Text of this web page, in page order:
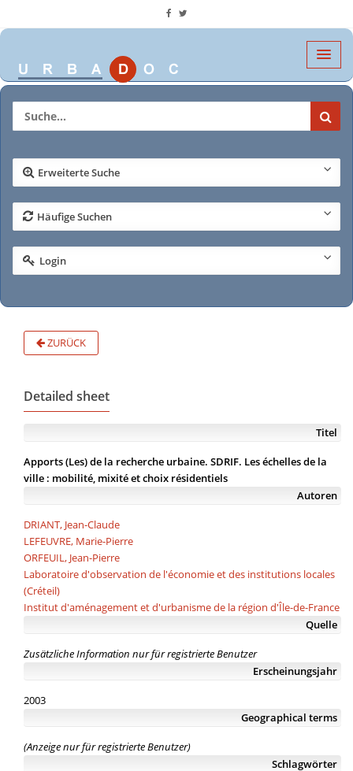
Erweiterte Suche
Häufige Suchen
Login
ZURÜCK
Detailed sheet
Titel
Apports (Les) de la recherche urbaine. SDRIF. Les échelles de la
ville : mobilité, mixité et choix résidentiels
Autoren
DRIANT, Jean-Claude
LEFEUVRE, Marie-Pierre
ORFEUIL, Jean-Pierre
Laboratoire d'observation de l'économie et des institutions locales
(Créteil)
Institut d'aménagement et d'urbanisme de la région d'Île-de-France
Quelle
Zusätzliche Information nur für registrierte Benutzer
Erscheinungsjahr
2003
Geographical terms
(Anzeige nur für registrierte Benutzer)
Schlagwörter